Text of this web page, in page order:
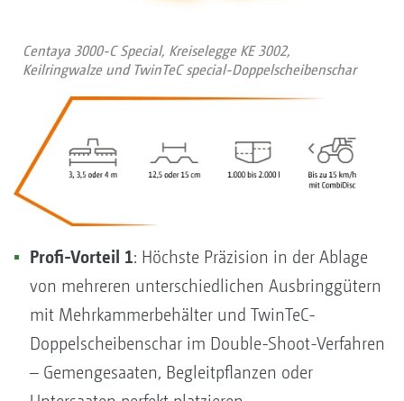
Centaya 3000-C Special, Kreiselegge KE 3002,
Keilringwalze und TwinTeC special-Doppelscheibenschar
Profi-Vorteil 1: Höchste Präzision in der Ablage
von mehreren unterschiedlichen Ausbringgütern
mit Mehrkammerbehälter und TwinTeC-
Doppelscheibenschar im Double-Shoot-Verfahren
– Gemengesaaten, Begleitpflanzen oder